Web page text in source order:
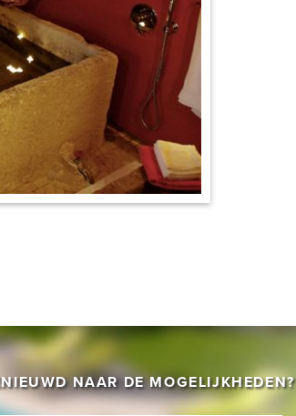
NAAR DE MOGELIJKHEDEN?